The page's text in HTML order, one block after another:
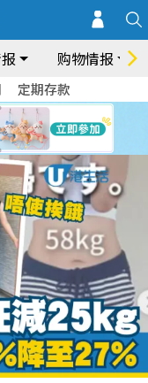
购物情报
定期存款